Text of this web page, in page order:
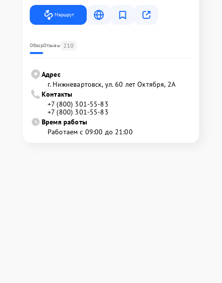
Маршрут
ОбзорОтзывы 210
Адрес
г. Нижневартовск, ул. 60 лет Октября, 2А
Контакты
+7 (800) 301-55-83
+7 (800) 301-55-83
Время работы
Работаем с 09:00 до 21:00